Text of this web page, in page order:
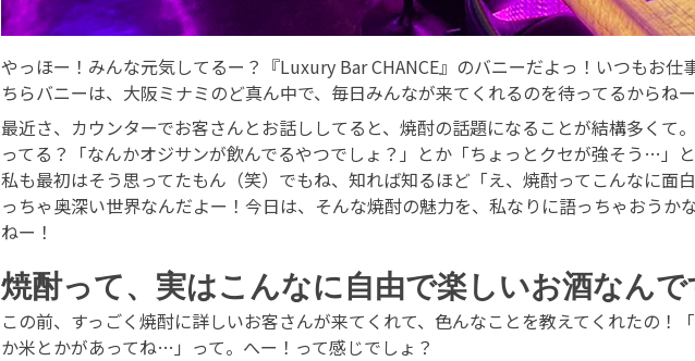
やっほー！みんな元気してるー？『Luxury Bar CHANCE』のバニーだよっ！いつもお仕
ちらバニーは、大阪ミナミのど真ん中で、毎日みんなが来てくれるのを待ってるからねー
最近さ、カウンターでお客さんとお話ししてると、焼酎の話題になることが結構多くて
ってる？「なんかオジサンが飲んでるやつでしょ？」とか「ちょっとクセが強そう…」
私も最初はそう思ってたもん（笑）でもね、知れば知るほど「え、焼酎ってこんなに面
っちゃ奥深い世界なんだよー！今日は、そんな焼酎の魅力を、私なりに語っちゃおうか
ねー！
焼酎って、実はこんなに自由で楽しいお酒なんで
この前、すっごく焼酎に詳しいお客さんが来てくれて、色んなことを教えてくれたの！
か米とかがあってね…」って。へー！って感じでしょ？